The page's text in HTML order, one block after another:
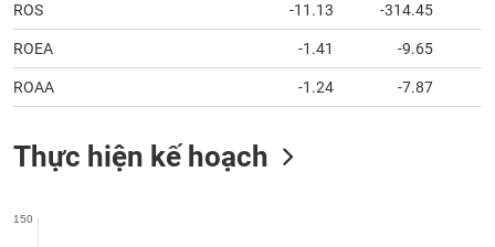
ROS -11.13 -314.45
ROEA -1.41 -9.65
ROAA -1.24 -7.87
Thực hiện kế hoạch
150